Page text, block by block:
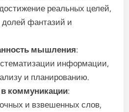
реальных целей,
фантазий и
мышления:
информации,
и планированию.
коммуникации:
и взвешенных слов,